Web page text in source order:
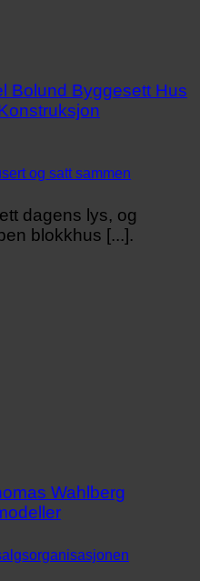
og satt sammen
dagens lys, og
blokkhus [...].